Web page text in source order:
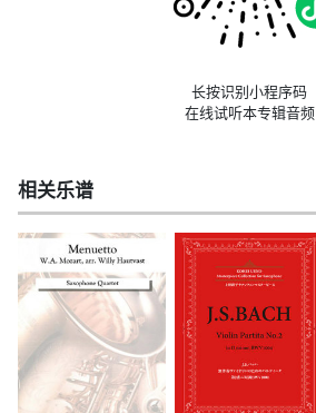
长按识别小程序码
在线试听本专辑音频
相关乐谱